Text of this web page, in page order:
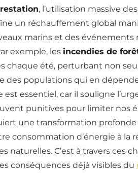
, l’utilisation massive
un réchauffement global
marins et des
exemple, les incendies de
chaque été, perturbant non
des populations qui en
essentiel, car il souligne
punitives pour limiter nos
une transformation
consommation d’énergie à la
naturelles. C’est à travers ces
conséquences déjà visibles du